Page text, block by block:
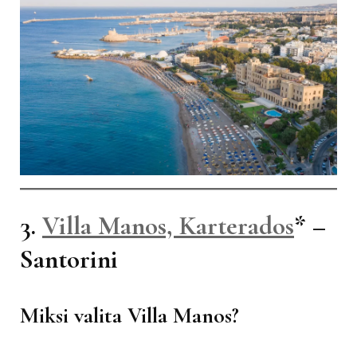
3. Villa Manos, Karterados* –
Santorini
Miksi valita Villa Manos?